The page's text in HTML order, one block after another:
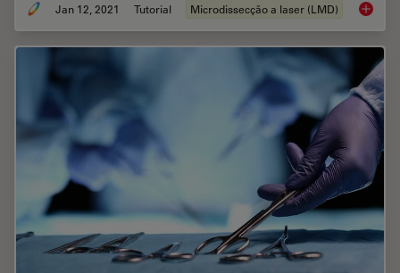
Jan 12, 2021 Tutorial Microdissecção a laser (LMD)